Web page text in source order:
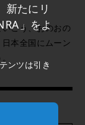
新たにリ
」をよ
ンツは引き
こう、おのおの
本全国にムーン